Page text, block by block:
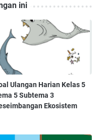
ini
Ulangan Harian Kelas 5
5 Subtema 3
Ekosistem